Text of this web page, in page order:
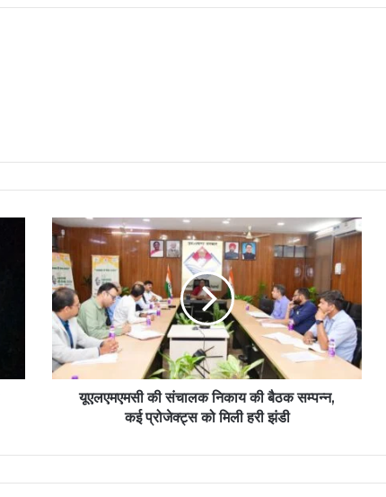
यूएलएमएमसी की संचालक निकाय की बैठक सम्पन्न,
कई प्रोजेक्ट्स को मिली हरी झंडी